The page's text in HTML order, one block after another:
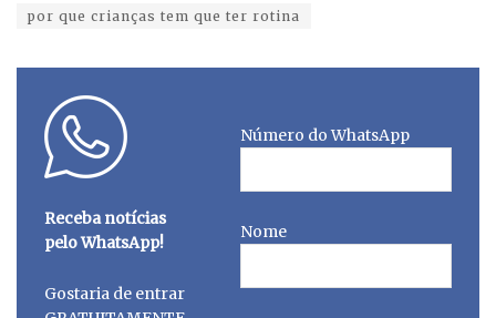
por que crianças tem que ter rotina
Receba notícias
pelo WhatsApp!
Gostaria de entrar
Número do WhatsApp
Nome